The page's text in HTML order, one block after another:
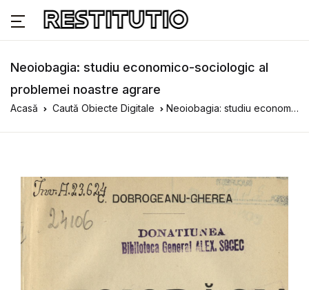
Neoiobagia: studiu economico-sociologic al
problemei noastre agrare
Acasă Caută Obiecte Digitale Neoiobagia: studiu economico-sociologic al problemei noastre agrare